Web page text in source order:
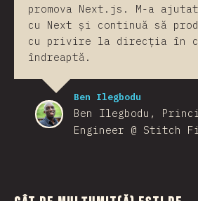
promova Next.js. M-a
cu Next și continuă să
cu privire la direcția în
îndreaptă.
Ben Ilegbodu
Ben Ilegbodu,
Engineer @ Stitch